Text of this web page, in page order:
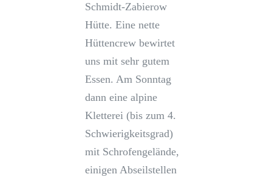
Schmidt-Zabierow
Hütte. Eine nette
Hüttencrew bewirtet
uns mit sehr gutem
Essen. Am Sonntag
dann eine alpine
Kletterei (bis zum 4.
Schwierigkeitsgrad)
mit Schrofengelände,
einigen Abseilstellen